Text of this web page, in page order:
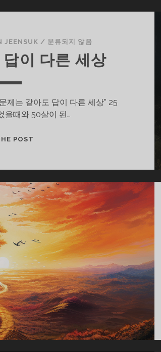
JEENSUK / 분류되지 않음
이 다른 세상
제는 같아도 답이 다른 세상” 25
을때와 50살이 된…
POST
아
도
답
이
다
른
세
상